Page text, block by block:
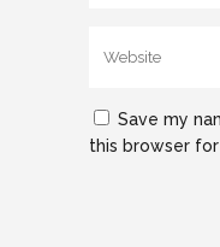
Save my
this browser